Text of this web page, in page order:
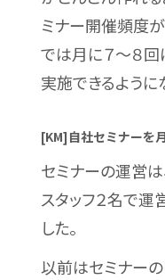
ミナー開催頻度
では月に７〜８
実施できるように
[KM]自社セミナーを
セミナーの運営は
スタッフ２名で運
した。
以前はセミナー